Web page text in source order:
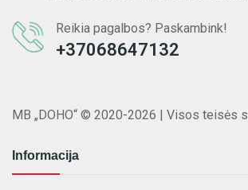
Reikia pagalbos? Paskambink!
+37068647132
MB „DOHO“ © 2020-2026 | Visos teisės
Informacija